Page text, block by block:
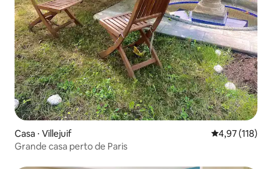
Casa ⋅ Villejuif 4,97 de uma
4,97 (118)
Grande casa perto de Paris